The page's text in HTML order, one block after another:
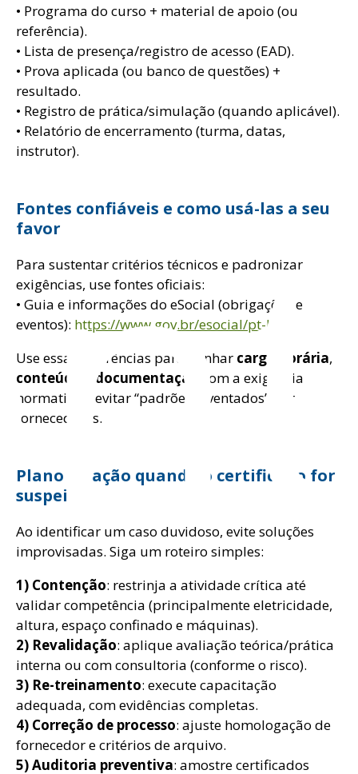
• Programa do curso + material de apoio (ou
referência).
• Lista de presença/registro de acesso (EAD).
• Prova aplicada (ou banco de questões) +
resultado.
• Registro de prática/simulação (quando aplicável).
• Relatório de encerramento (turma, datas,
instrutor).
Fontes confiáveis e como usá-las a seu
favor
Para sustentar critérios técnicos e padronizar
exigências, use fontes oficiais:
• Guia e informações do eSocial (obrigações e
eventos): https://www.gov.br/esocial/pt-br
Use essas referências para alinhar carga horária,
conteúdo
documentação
com a exigência
normativa e evitar “padrões inventados” por
fornecedores.
Plano de ação quando o certificado for
suspeito
Ao identificar um caso duvidoso, evite soluções
improvisadas. Siga um roteiro simples:
1) Contenção: restrinja a atividade crítica até
validar competência (principalmente eletricidade,
altura, espaço confinado e máquinas).
2) Revalidação: aplique avaliação teórica/prática
interna ou com consultoria (conforme o risco).
3) Re-treinamento: execute capacitação
adequada, com evidências completas.
4) Correção de processo: ajuste homologação de
fornecedor e critérios de arquivo.
5) Auditoria preventiva: amostre certificados